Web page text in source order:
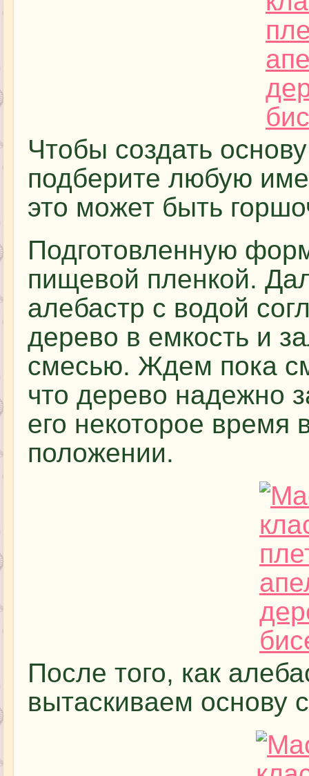
Чтобы создать
подберите любую
это может быть
Подготовленную
пищевой пленкой.
алебастр с водой
дерево в емкость и
смесью. Ждем пока
что дерево надежно
его некоторое время
положении.
После того, как
вытаскиваем основу